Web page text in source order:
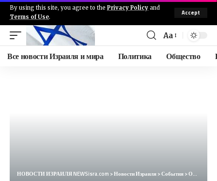
By using this site, you agree to the Privacy Policy and
Terms of Use.
Accept
Aa
Все новости Израиля и мира Политика Общество
НОВОСТИ ИЗРАИЛЯ NEWSisra.com >Новости Израиля>События>Официальные лица в США: — «Мы ожидаем несколько трудных дней непрерывных перехватов в Израиле, также